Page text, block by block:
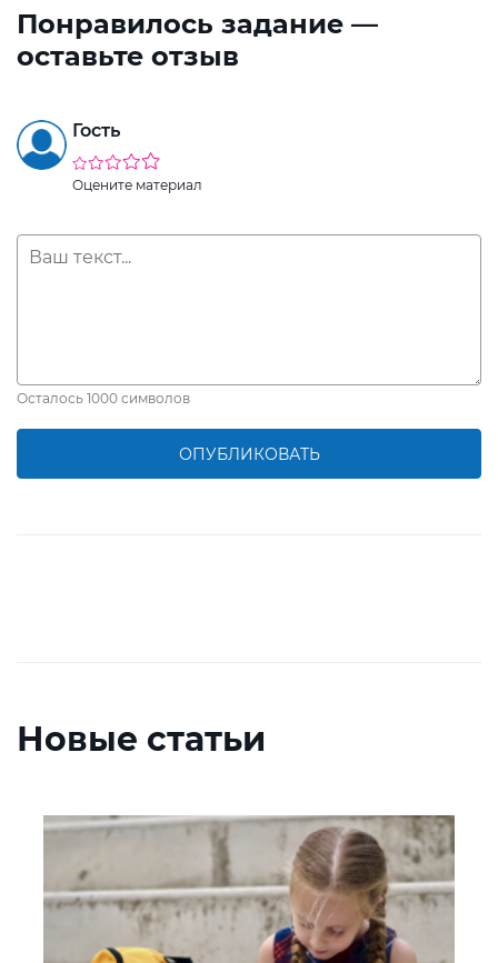
Понравилось задание —
оставьте отзыв
Гость
Оцените материал
Осталось 1000 символов
ОПУБЛИКОВАТЬ
Новые статьи